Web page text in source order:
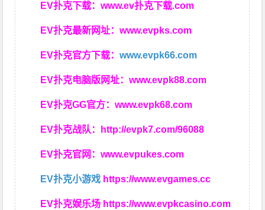
EV扑克下载：www.ev扑克下载.com
EV扑克最新网址：www.evpks.com
EV扑克官方下载：www.evpk66.com
EV扑克电脑版网址：www.evpk88.com
EV扑克GG官方：www.evpk68.com
EV扑克战队： http://evpk7.com/96088
EV扑克官网：www.evpukes.com
EV扑克小游戏 https://www.evgames.cc
EV扑克娱乐场 https://www.evpkcasino.com